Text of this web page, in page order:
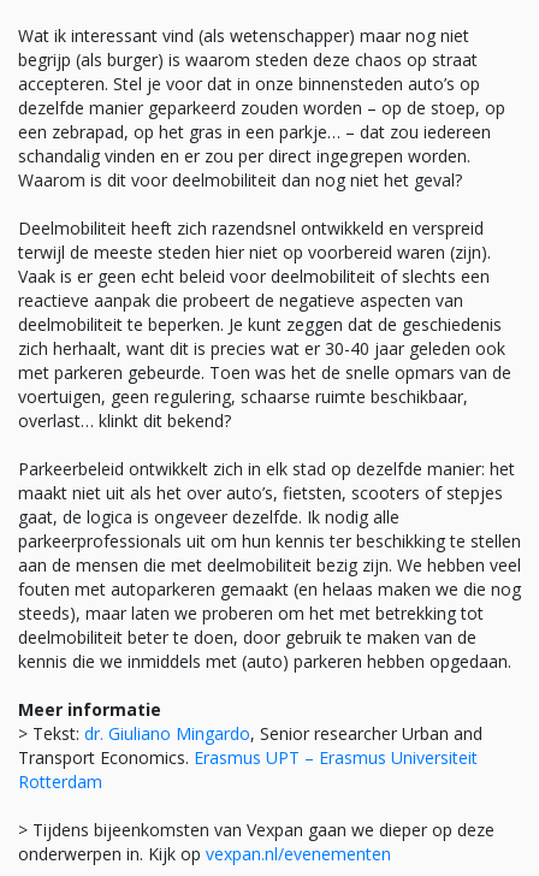
Wat ik interessant vind (als wetenschapper) maar nog niet
begrijp (als burger) is waarom steden deze chaos op straat
accepteren. Stel je voor dat in onze binnensteden auto’s op
dezelfde manier geparkeerd zouden worden – op de stoep, op
een zebrapad, op het gras in een parkje… – dat zou iedereen
schandalig vinden en er zou per direct ingegrepen worden.
Waarom is dit voor deelmobiliteit dan nog niet het geval?
Deelmobiliteit heeft zich razendsnel ontwikkeld en verspreid
terwijl de meeste steden hier niet op voorbereid waren (zijn).
Vaak is er geen echt beleid voor deelmobiliteit of slechts een
reactieve aanpak die probeert de negatieve aspecten van
deelmobiliteit te beperken. Je kunt zeggen dat de geschiedenis
zich herhaalt, want dit is precies wat er 30-40 jaar geleden ook
met parkeren gebeurde. Toen was het de snelle opmars van de
voertuigen, geen regulering, schaarse ruimte beschikbaar,
overlast… klinkt dit bekend?
Parkeerbeleid ontwikkelt zich in elk stad op dezelfde manier: het
maakt niet uit als het over auto’s, fietsten, scooters of stepjes
gaat, de logica is ongeveer dezelfde. Ik nodig alle
parkeerprofessionals uit om hun kennis ter beschikking te stellen
aan de mensen die met deelmobiliteit bezig zijn. We hebben veel
fouten met autoparkeren gemaakt (en helaas maken we die nog
steeds), maar laten we proberen om het met betrekking tot
deelmobiliteit beter te doen, door gebruik te maken van de
kennis die we inmiddels met (auto) parkeren hebben opgedaan.
Meer informatie
> Tekst: dr. Giuliano Mingardo, Senior researcher Urban and
Transport Economics. Erasmus UPT – Erasmus Universiteit
Rotterdam
> Tijdens bijeenkomsten van Vexpan gaan we dieper op deze
onderwerpen in. Kijk op vexpan.nl/evenementen